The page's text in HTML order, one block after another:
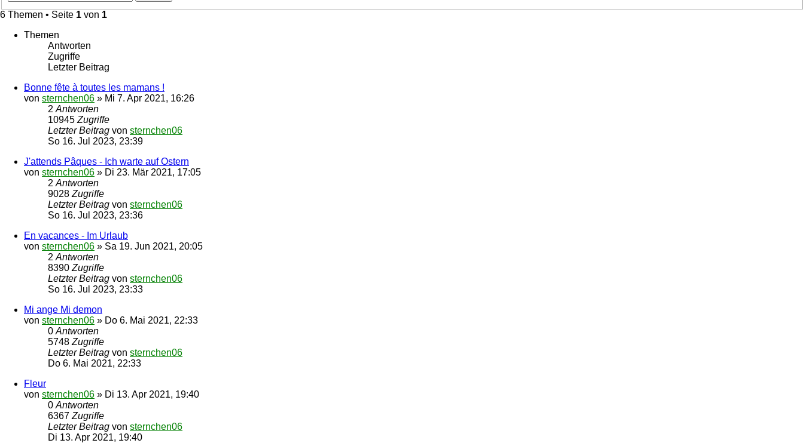
6 Themen • Seite 1 von 1
Themen
Antworten
Zugriffe
Letzter Beitrag
Bonne fête à toutes les mamans !
von sternchen06 » Mi 7. Apr 2021, 16:26
2 Antworten
10945 Zugriffe
Letzter Beitrag von sternchen06
So 16. Jul 2023, 23:39
J'attends Pâques - Ich warte auf Ostern
von sternchen06 » Di 23. Mär 2021, 17:05
2 Antworten
9028 Zugriffe
Letzter Beitrag von sternchen06
So 16. Jul 2023, 23:36
En vacances - Im Urlaub
von sternchen06 » Sa 19. Jun 2021, 20:05
2 Antworten
8390 Zugriffe
Letzter Beitrag von sternchen06
So 16. Jul 2023, 23:33
Mi ange Mi demon
von sternchen06 » Do 6. Mai 2021, 22:33
0 Antworten
5748 Zugriffe
Letzter Beitrag von sternchen06
Do 6. Mai 2021, 22:33
Fleur
von sternchen06 » Di 13. Apr 2021, 19:40
0 Antworten
6367 Zugriffe
Letzter Beitrag von sternchen06
Di 13. Apr 2021, 19:40